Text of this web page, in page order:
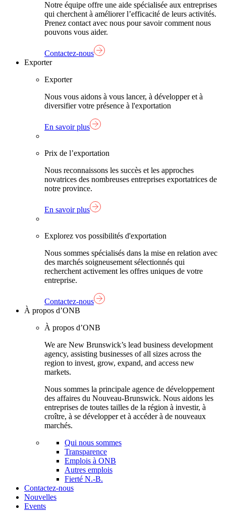
Notre équipe offre une aide spécialisée aux entreprises
qui cherchent à améliorer l’efficacité de leurs activités.
Prenez contact avec nous pour savoir comment nous
pouvons vous aider.
Contactez-nous
Exporter
Exporter
Nous vous aidons à vous lancer, à développer et à
diversifier votre présence à l'exportation
En savoir plus
Prix de l’exportation
Nous reconnaissons les succès et les approches
novatrices des nombreuses entreprises exportatrices de
notre province.
En savoir plus
Explorez vos possibilités d'exportation
Nous sommes spécialisés dans la mise en relation avec
des marchés soigneusement sélectionnés qui
recherchent activement les offres uniques de votre
entreprise.
Contactez-nous
À propos d’ONB
À propos d’ONB
We are New Brunswick’s lead business development
agency, assisting businesses of all sizes across the
region to invest, grow, expand, and access new
markets.
Nous sommes la principale agence de développement
des affaires du Nouveau-Brunswick. Nous aidons les
entreprises de toutes tailles de la région à investir, à
croître, à se développer et à accéder à de nouveaux
marchés.
Qui nous sommes
Transparence
Emplois à ONB
Autres emplois
Fierté N.-B.
Contactez-nous
Nouvelles
Events